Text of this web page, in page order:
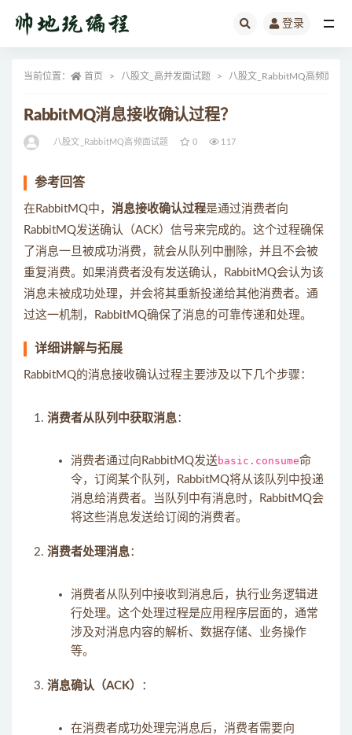
登录
当前位置： 首页 八股文_高并发面试题 八股文_RabbitMQ高频面试题
RabbitMQ消息接收确认过程？
八股文_RabbitMQ高频面试题 0 117
参考回答
在RabbitMQ中， 消息接收确认过程是通过消费者向
RabbitMQ发送确认（ACK）信号来完成的。这个过程确保
了消息一旦被成功消费，就会从队列中删除，并且不会被
重复消费。如果消费者没有发送确认，RabbitMQ会认为该
消息未被成功处理，并会将其重新投递给其他消费者。通
过这一机制，RabbitMQ确保了消息的可靠传递和处理。
详细讲解与拓展
RabbitMQ的消息接收确认过程主要涉及以下几个步骤：
消费者从队列中获取消息：
消费者通过向RabbitMQ发送basic.consume命
令，订阅某个队列，RabbitMQ将从该队列中投递
消息给消费者。当队列中有消息时，RabbitMQ会
将这些消息发送给订阅的消费者。
消费者处理消息：
消费者从队列中接收到消息后，执行业务逻辑进
行处理。这个处理过程是应用程序层面的，通常
涉及对消息内容的解析、数据存储、业务操作
等。
消息确认（ACK） ：
在消费者成功处理完消息后，消费者需要向